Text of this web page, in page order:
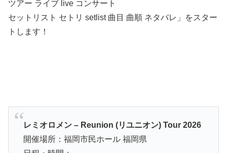
ツアー ライブ live コンサート
セットリスト セトリ setlist 曲目 曲順 ネタバレ」をスター
トします！
レミオロメン – Reunion (リユニオン) Tour 2026
開催場所：福岡市民ホール 福岡県